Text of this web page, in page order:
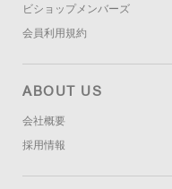
ビショップメンバーズ
会員利用規約
ABOUT US
会社概要
採用情報